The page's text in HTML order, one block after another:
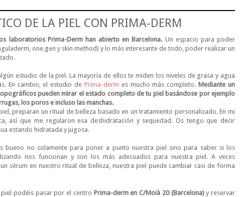
DE LA PIEL CON PRIMA-DERM
laboratorios Prima-Derm han abierto en Barcelona. Un espacio para poder
one.gen y skin method) y lo más interesante de todo, poder realizar un
estudio de la piel. La mayoría de ellos te miden los niveles de grasa y agua
En cambio, el estudio de Prima-derm es mucho más completo. Mediante un
pueden mirar el estado completo de tu piel basándose por ejemplo
los poros e incluso las manchas.
preparan un ritual de belleza basado en un tratamiento personalizado. En mi
así que me regularon esa deshidratación y sequedad. Os tengo que decir
estando hidratada y jugosa.
bueno no solamente para poner a punto nuestra piel sino para saber si los
nos funcionan y son los más adecuados para nuestra piel. A veces
sérum en nuestro ritual de belleza, nuestra piel puede cambiar casi de forma
podéis pasar por el centro Prima-derm en C/Moià 20 (Barcelona)y reservar